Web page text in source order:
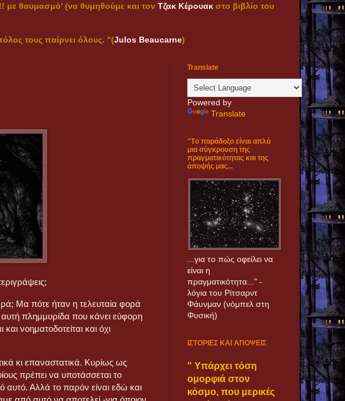
με θαυμασμό' (να θυμηθούμε και τον Τζακ Κέρουακ στο βιβλίο του
τους παίρνει όλους. "(Julos Beaucarne)
Μα πότε ήταν η τελευταία φορά
πλημμυρίδα που κάνει εύφορη
και νοηματοδοτείται και όχι
κι επαναστατικά. Κυρίως ως
πρέπει να υποτάσσεται το
αυτό. Αλλά το παρόν είναι εδώ και
Translate
Powered by
Translate
"Tο παράδοξο είναι απλά
μια σύγκρουση της
πραγματικότητας και της
άποψής μας...
...για το πώς οφείλει να
είναι η
πραγματικότητα..." -
λόγια του Ρίτσαρντ
Φάυνμαν (νόμπελ στη
Φυσική)
ΙΣΤΟΡΙΕΣ ΚΑΙ ΑΠΟΨΕΙΣ
" Υπάρχει τόση
ομορφιά στον
κόσμο, που μερικές